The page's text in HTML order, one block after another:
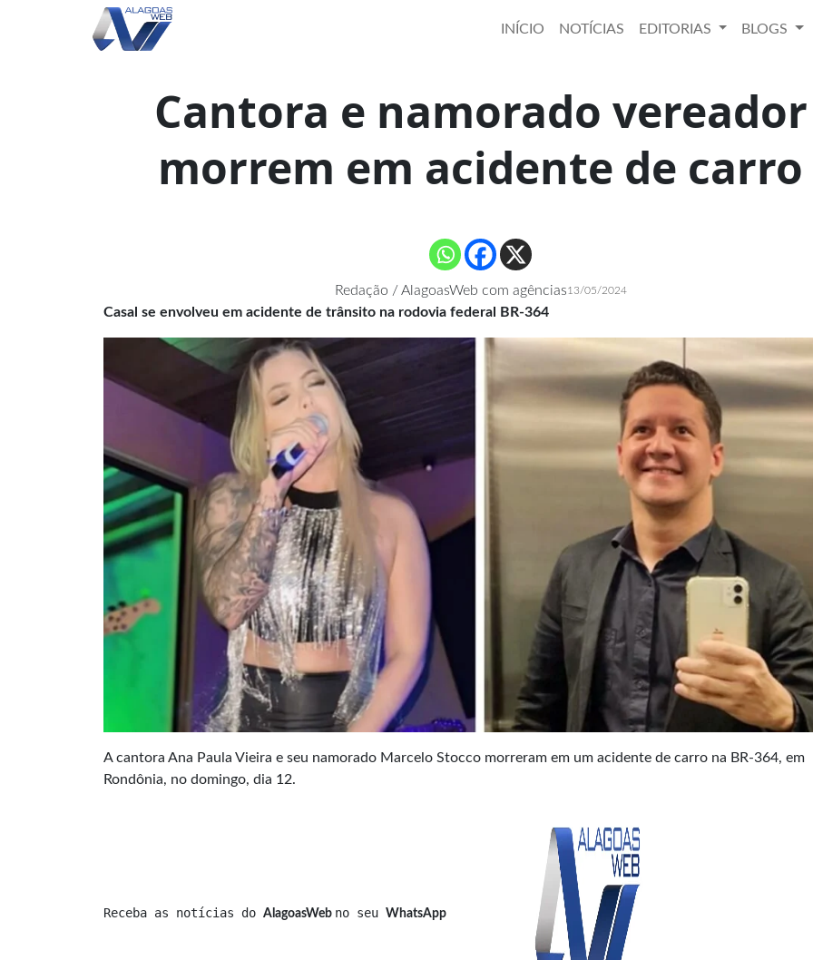
INÍCIO NOTÍCIAS EDITORIAS BLOGS
Cantora e namorado vereador
morrem em acidente de carro
Redação / AlagoasWeb com agências13/05/2024
Casal se envolveu em acidente de trânsito na rodovia federal BR-364
A cantora Ana Paula Vieira e seu namorado Marcelo Stocco morreram em um acidente de carro na BR-364, em
Rondônia, no domingo, dia 12.
Receba as notícias do AlagoasWeb no seu WhatsApp